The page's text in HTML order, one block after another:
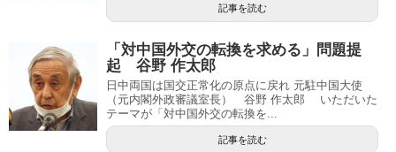
記事を読む
「対中国外交の転換を求める」問題提
起 谷野 作太郎
日中両国は国交正常化の原点に戻れ 元駐中国大使
（元内閣外政審議室長） 谷野 作太郎 いただいた
テーマが「対中国外交の転換を...
記事を読む